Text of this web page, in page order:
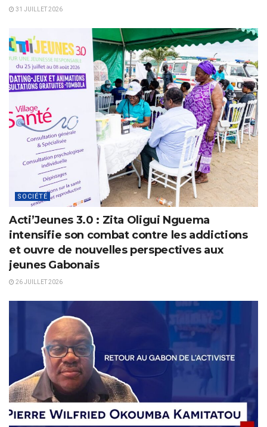
31 JUILLET 2026
SOCIÉTÉ
Acti’Jeunes 3.0 : Zita Oligui Nguema
intensifie son combat contre les addictions
et ouvre de nouvelles perspectives aux
jeunes Gabonais
26 JUILLET 2026